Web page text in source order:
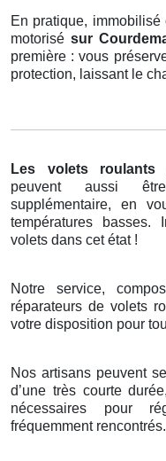
En pratique,
motorisé sur
première : vous
protection, laissant le
Les volets roulants
peuvent aussi
supplémentaire, en
températures
volets dans cet état !
Notre service,
réparateurs de volets
votre disposition pour
Nos artisans peuvent
d’une très courte
nécessaires pour
fréquemment rencontrés.